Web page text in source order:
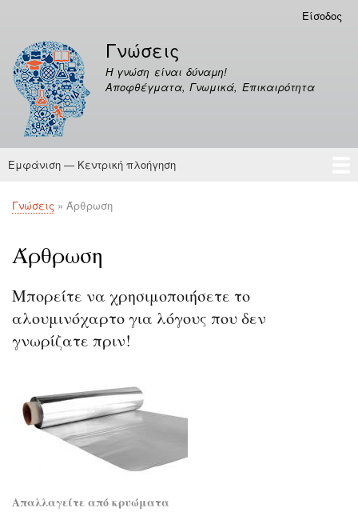
περιεχόμενο
λογαριασμού
χρήστη
Είσοδος
Γνώσεις
Η γνώση είναι δύναμη!
Αποφθέγματα, Γνωμικά, Επικαιρότητα
Κεντρική
Εμφάνιση — Κεντρική πλοήγηση
Γνώσεις
Αποφθέγματα
Breadcrumb
Γνώσεις Άρθρωση
Άρθρωση
Μπορείτε να χρησιμοποιήσετε το
αλουμινόχαρτο για λόγους που δεν
γνωρίζατε πριν!
Απαλλαγείτε από κρυώματα